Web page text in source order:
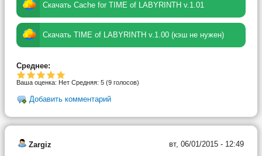
Скачать Cache for TIME of LABYRINTH v.1.01
Скачать TIME of LABYRINTH v.1.00 (кэш не нужен)
Среднее:
Ваша оценка: Нет Средняя: 5 (9 голосов)
Добавить комментарий
Zargiz вт, 06/01/2015 - 12:49